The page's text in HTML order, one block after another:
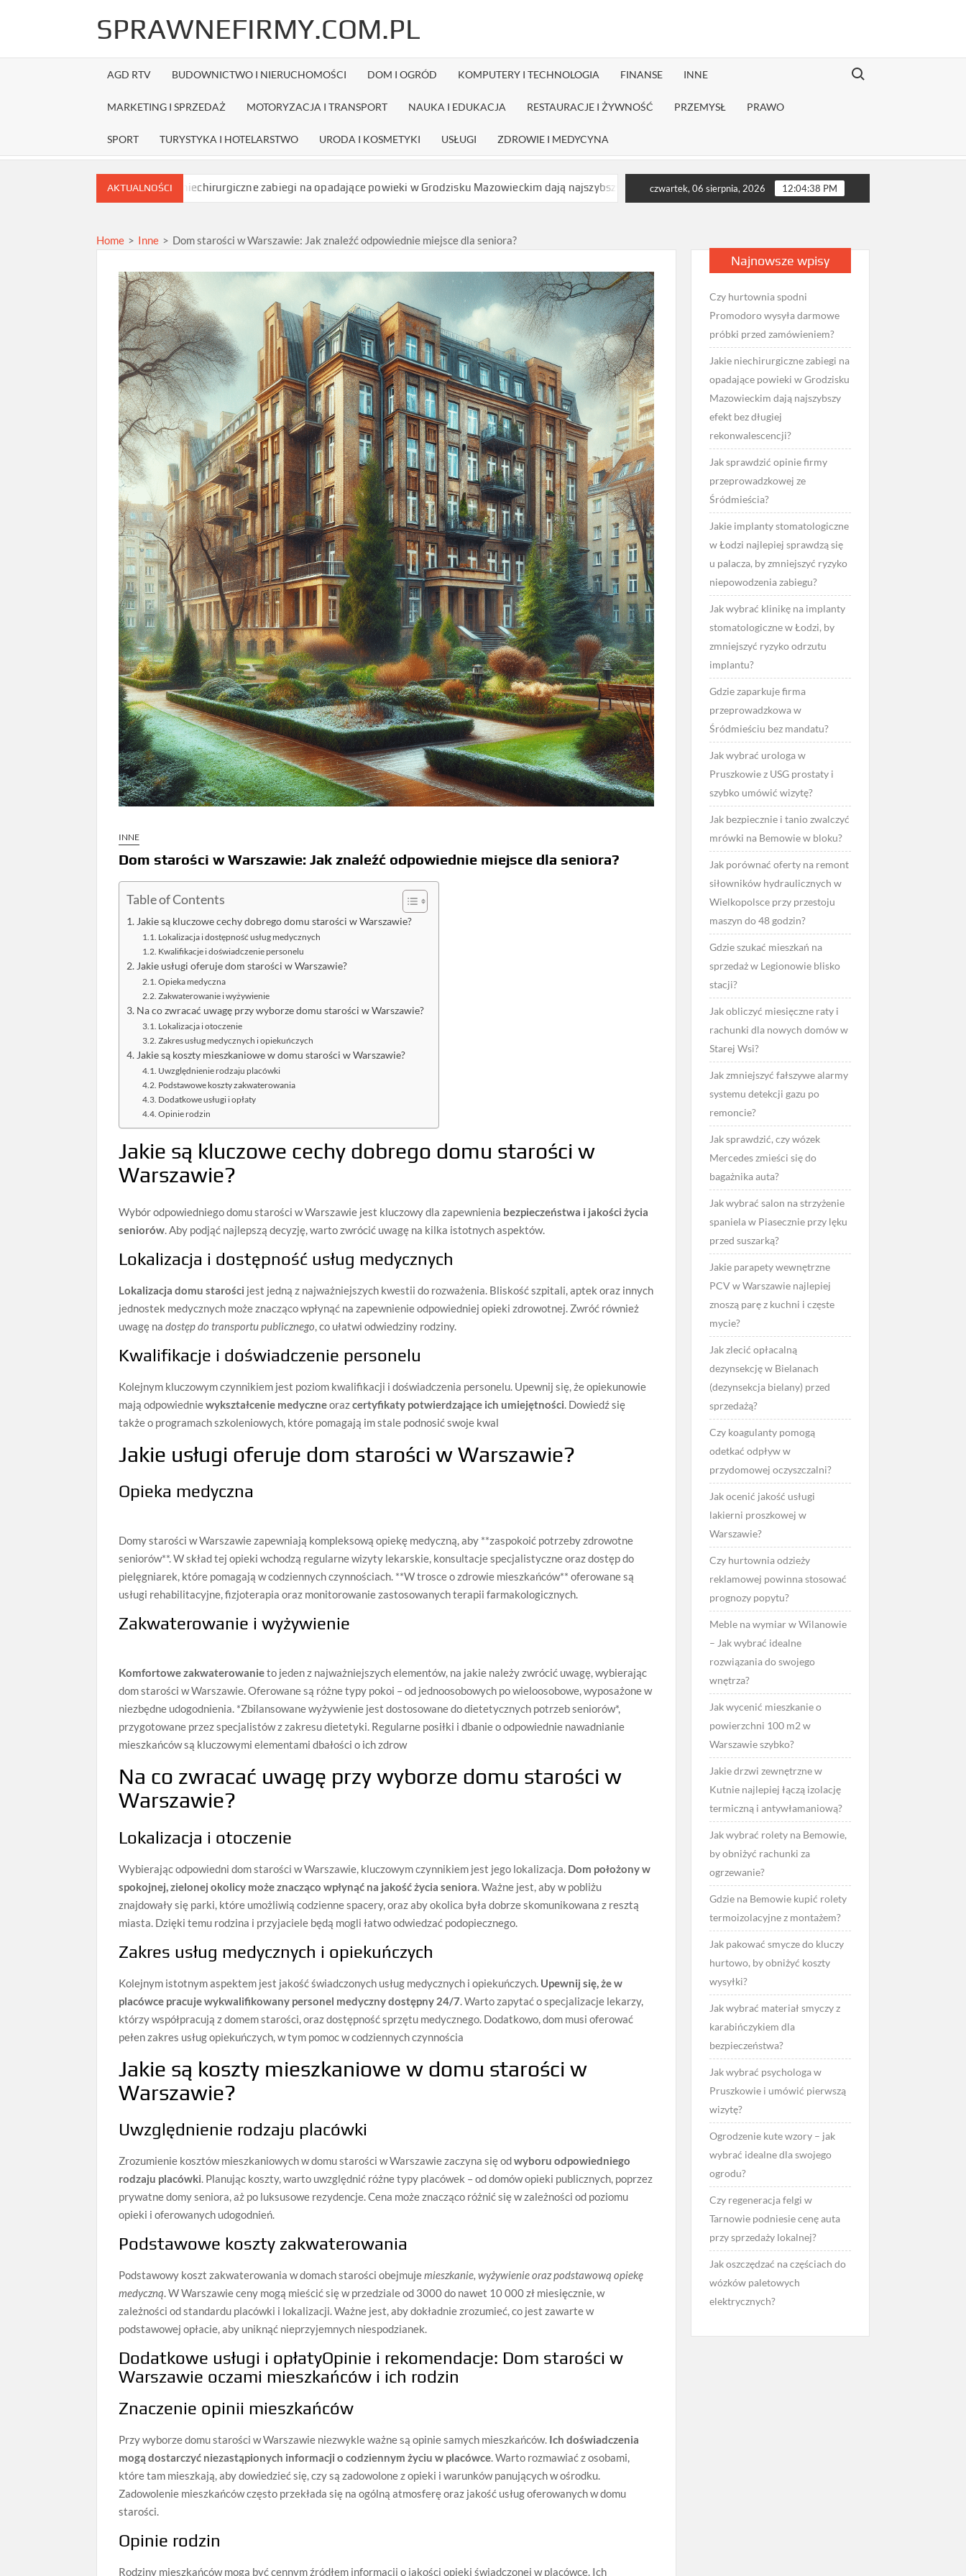
SPRAWNEFIRMY.COM.PL
AGD RTV BUDOWNICTWO I NIERUCHOMOŚCI DOM I OGRÓD KOMPUTERY I TECHNOLOGIA FINANSE INNE
MARKETING I SPRZEDAŻ MOTORYZACJA I TRANSPORT NAUKA I EDUKACJA RESTAURACJE I ŻYWNOŚĆ PRZEMYSŁ PRAWO
SPORT TURYSTYKA I HOTELARSTWO URODA I KOSMETYKI USŁUGI ZDROWIE I MEDYCYNA
Search for:
AKTUALNOŚCI
Jakie niechirurgiczne zabiegi na opadające powieki w Grodzisku Mazowieckim dają najszybszy efekt bez długiej rekonwalescencji? Jak sprawdzić opinie firmy przeprowadzkowej
czwartek, 06 sierpnia, 2026 12:04:40 PM
Home > Inne > Dom starości w Warszawie: Jak znaleźć odpowiednie miejsce dla seniora?
INNE
Dom starości w Warszawie: Jak znaleźć odpowiednie miejsce dla seniora?
Table of Contents
Jakie są kluczowe cechy dobrego domu starości w Warszawie?
Lokalizacja i dostępność usług medycznych
Kwalifikacje i doświadczenie personelu
Jakie usługi oferuje dom starości w Warszawie?
Opieka medyczna
Zakwaterowanie i wyżywienie
Na co zwracać uwagę przy wyborze domu starości w Warszawie?
Lokalizacja i otoczenie
Zakres usług medycznych i opiekuńczych
Jakie są koszty mieszkaniowe w domu starości w Warszawie?
Uwzględnienie rodzaju placówki
Podstawowe koszty zakwaterowania
Dodatkowe usługi i opłaty
Opinie rodzin
Jakie są kluczowe cechy dobrego domu starości w
Warszawie?
Wybór odpowiedniego domu starości w Warszawie jest kluczowy dla zapewnienia bezpieczeństwa i jakości życia
seniorów. Aby podjąć najlepszą decyzję, warto zwrócić uwagę na kilka istotnych aspektów.
Lokalizacja i dostępność usług medycznych
Lokalizacja domu starości jest jedną z najważniejszych kwestii do rozważenia. Bliskość szpitali, aptek oraz innych
jednostek medycznych może znacząco wpłynąć na zapewnienie odpowiedniej opieki zdrowotnej. Zwróć również
uwagę nadostęp do transportu publicznego, co ułatwi odwiedziny rodziny.
Kwalifikacje i doświadczenie personelu
Kolejnym kluczowym czynnikiem jest poziom kwalifikacji i doświadczenia personelu. Upewnij się, że opiekunowie
mają odpowiedniewykształcenie medyczneorazcertyfikaty potwierdzające ich umiejętności. Dowiedź się
także o programach szkoleniowych, które pomagają im stale podnosić swoje kwal
Jakie usługi oferuje dom starości w Warszawie?
Opieka medyczna
Domy starości w Warszawie zapewniają kompleksową opiekę medyczną, aby **zaspokoić potrzeby zdrowotne
seniorów**. W skład tej opieki wchodzą regularne wizyty lekarskie, konsultacje specjalistyczne oraz dostęp do
pielęgniarek, które pomagają w codziennych czynnościach. **W trosce o zdrowie mieszkańców** oferowane są
usługi rehabilitacyjne, fizjoterapia oraz monitorowanie zastosowanych terapii farmakologicznych.
Zakwaterowanie i wyżywienie
Komfortowe zakwaterowanieto jeden z najważniejszych elementów, na jakie należy zwrócić uwagę, wybierając
dom starości w Warszawie. Oferowane są różne typy pokoi – od jednoosobowych po wieloosobowe, wyposażone w
niezbędne udogodnienia. *Zbilansowane wyżywienie jest dostosowane do dietetycznych potrzeb seniorów*,
przygotowane przez specjalistów z zakresu dietetyki. Regularne posiłki i dbanie o odpowiednie nawadnianie
mieszkańców są kluczowymi elementami dbałości o ich zdrow
Na co zwracać uwagę przy wyborze domu starości w
Warszawie?
Lokalizacja i otoczenie
Wybierając odpowiedni dom starości w Warszawie, kluczowym czynnikiem jest jego lokalizacja. Dom położony w
spokojnej, zielonej okolicy może znacząco wpłynąć na jakość życia seniora. Ważne jest, aby w pobliżu
znajdowały się parki, które umożliwią codzienne spacery, oraz aby okolica była dobrze skomunikowana z resztą
miasta. Dzięki temu rodzina i przyjaciele będą mogli łatwo odwiedzać podopiecznego.
Zakres usług medycznych i opiekuńczych
Kolejnym istotnym aspektem jest jakość świadczonych usług medycznych i opiekuńczych. Upewnij się, że w
placówce pracuje wykwalifikowany personel medyczny dostępny 24/7. Warto zapytać o specjalizacje lekarzy,
którzy współpracują z domem starości, oraz dostępność sprzętu medycznego. Dodatkowo, dom musi oferować
pełen zakres usług opiekuńczych, w tym pomoc w codziennych czynnościa
Jakie są koszty mieszkaniowe w domu starości w
Warszawie?
Uwzględnienie rodzaju placówki
Zrozumienie kosztów mieszkaniowych w domu starości w Warszawie zaczyna się odwyboru odpowiedniego
rodzaju placówki. Planując koszty, warto uwzględnić różne typy placówek – od domów opieki publicznych, poprzez
prywatne domy seniora, aż po luksusowe rezydencje. Cena może znacząco różnić się w zależności od poziomu
opieki i oferowanych udogodnień.
Podstawowe koszty zakwaterowania
Podstawowy koszt zakwaterowania w domach starości obejmujemieszkanie, wyżywienie oraz podstawową opiekę
medyczną. W Warszawie ceny mogą mieścić się w przedziale od 3000 do nawet 10 000 zł miesięcznie, w
zależności od standardu placówki i lokalizacji. Ważne jest, aby dokładnie zrozumieć, co jest zawarte w
podstawowej opłacie, aby uniknąć nieprzyjemnych niespodzianek.
Dodatkowe usługi i opłatyOpinie i rekomendacje: Dom starości w
Warszawie oczami mieszkańców i ich rodzin
Znaczenie opinii mieszkańców
Przy wyborze domu starości w Warszawie niezwykle ważne są opinie samych mieszkańców. Ich doświadczenia
mogą dostarczyć niezastąpionych informacji o codziennym życiu w placówce. Warto rozmawiać z osobami,
które tam mieszkają, aby dowiedzieć się, czy są zadowolone z opieki i warunków panujących w ośrodku.
Zadowolenie mieszkańców często przekłada się na ogólną atmosferę oraz jakość usług oferowanych w domu
starości.
Opinie rodzin
Rodziny mieszkańców mogą być cennym źródłem informacji o jakości opieki świadczonej w placówce. Ich
Najnowsze wpisy
Czy hurtownia spodni
Promodoro wysyła darmowe
próbki przed zamówieniem?
Jakie niechirurgiczne zabiegi na
opadające powieki w Grodzisku
Mazowieckim dają najszybszy
efekt bez długiej
rekonwalescencji?
Jak sprawdzić opinie firmy
przeprowadzkowej ze
Śródmieścia?
Jakie implanty stomatologiczne
w Łodzi najlepiej sprawdzą się
u palacza, by zmniejszyć ryzyko
niepowodzenia zabiegu?
Jak wybrać klinikę na implanty
stomatologiczne w Łodzi, by
zmniejszyć ryzyko odrzutu
implantu?
Gdzie zaparkuje firma
przeprowadzkowa w
Śródmieściu bez mandatu?
Jak wybrać urologa w
Pruszkowie z USG prostaty i
szybko umówić wizytę?
Jak bezpiecznie i tanio zwalczyć
mrówki na Bemowie w bloku?
Jak porównać oferty na remont
siłowników hydraulicznych w
Wielkopolsce przy przestoju
maszyn do 48 godzin?
Gdzie szukać mieszkań na
sprzedaż w Legionowie blisko
stacji?
Jak obliczyć miesięczne raty i
rachunki dla nowych domów w
Starej Wsi?
Jak zmniejszyć fałszywe alarmy
systemu detekcji gazu po
remoncie?
Jak sprawdzić, czy wózek
Mercedes zmieści się do
bagażnika auta?
Jak wybrać salon na strzyżenie
spaniela w Piasecznie przy lęku
przed suszarką?
Jakie parapety wewnętrzne
PCV w Warszawie najlepiej
znoszą parę z kuchni i częste
mycie?
Jak zlecić opłacalną
dezynsekcję w Bielanach
(dezynsekcja bielany) przed
sprzedażą?
Czy koagulanty pomogą
odetkać odpływ w
przydomowej oczyszczalni?
Jak ocenić jakość usługi
lakierni proszkowej w
Warszawie?
Czy hurtownia odzieży
reklamowej powinna stosować
prognozy popytu?
Meble na wymiar w Wilanowie
– Jak wybrać idealne
rozwiązania do swojego
wnętrza?
Jak wycenić mieszkanie o
powierzchni 100 m2 w
Warszawie szybko?
Jakie drzwi zewnętrzne w
Kutnie najlepiej łączą izolację
termiczną i antywłamaniową?
Jak wybrać rolety na Bemowie,
by obniżyć rachunki za
ogrzewanie?
Gdzie na Bemowie kupić rolety
termoizolacyjne z montażem?
Jak pakować smycze do kluczy
hurtowo, by obniżyć koszty
wysyłki?
Jak wybrać materiał smyczy z
karabińczykiem dla
bezpieczeństwa?
Jak wybrać psychologa w
Pruszkowie i umówić pierwszą
wizytę?
Ogrodzenie kute wzory – jak
wybrać idealne dla swojego
ogrodu?
Czy regeneracja felgi w
Tarnowie podniesie cenę auta
przy sprzedaży lokalnej?
Jak oszczędzać na częściach do
wózków paletowych
elektrycznych?